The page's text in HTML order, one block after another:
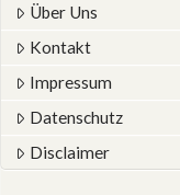
Über Uns
Kontakt
Impressum
Datenschutz
Disclaimer